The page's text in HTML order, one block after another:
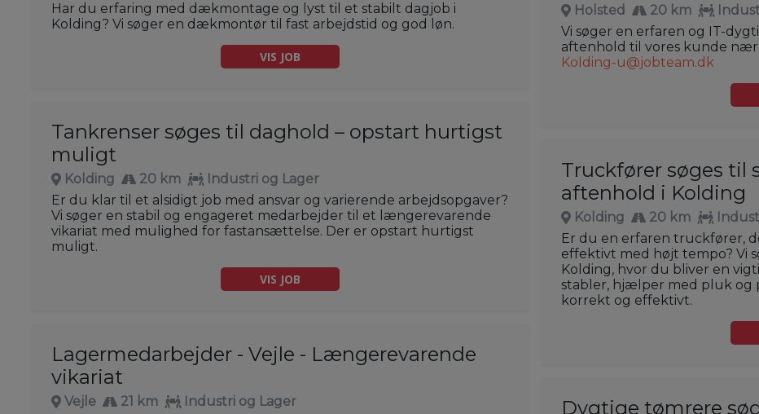
Har du erfaring med dækmontage og lyst til et stabilt dagjob i
Kolding? Vi søger en dækmontør til fast arbejdstid og god løn.
VIS JOB
Holsted 20 km
Vi søger en erfaren og IT-
aftenhold til vores kunde nær
Kolding-u@jobteam.dk
Tankrenser søges til daghold – opstart hurtigst
muligt
Kolding 20 km
Industri og Lager
Er du klar til et alsidigt job med ansvar og varierende arbejdsopgaver?
Vi søger en stabil og engageret medarbejder til et længerevarende
vikariat med mulighed for fastansættelse. Der er opstart hurtigst
muligt.
VIS JOB
Truckfører søges til
aftenhold i Kolding
Kolding 20 km
Er du en erfaren truckfører,
effektivt med højt tempo? Vi
Kolding, hvor du bliver en
stabler, hjælper med pluk og
korrekt og effektivt.
Lagermedarbejder - Vejle - Længerevarende
vikariat
Vejle 21 km Industri og Lager Dygtige tømrere